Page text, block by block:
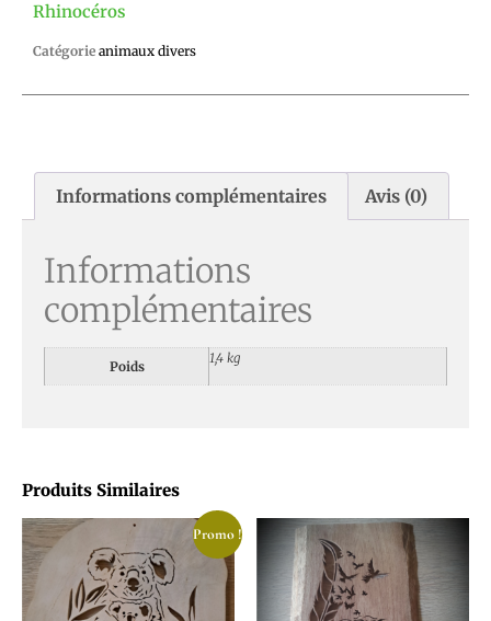
Produits Similaires
Promo !
Rhinocéros
Catégorie animaux divers
Informations complémentaires Avis (0)
Informations
complémentaires
Poids
1,4 kg